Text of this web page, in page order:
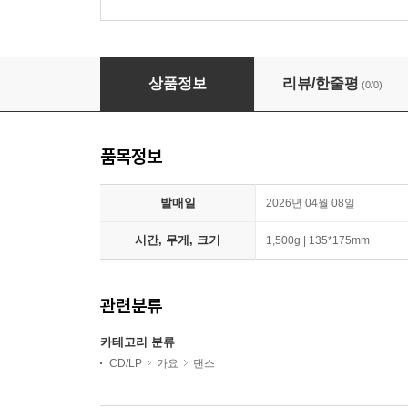
앰퍼샌드원 (AMPERS&ONE) - 미니앨범 4집 :
상품정보 리뷰/한줄평 (0/0)
품목정보
발매일 2026년 04월 08일
시간, 무게, 크기 1,500g | 135*175mm
관련분류
카테고리 분류
CD/LP 가요 댄스